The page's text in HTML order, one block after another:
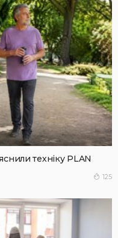
техніку PLAN
125